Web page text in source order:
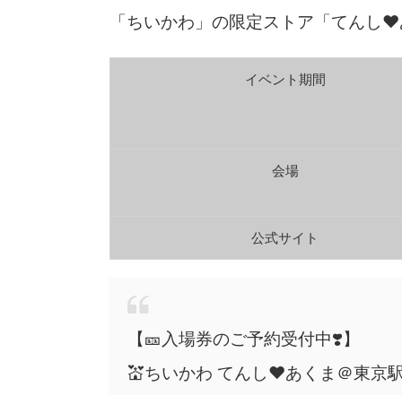
「ちいかわ」の限定ストア「てんし
イベント期間
会場
公式サイト
【🎫入場券のご予約受付中❣️】
💒ちいかわ てんし❤️あくま＠東京